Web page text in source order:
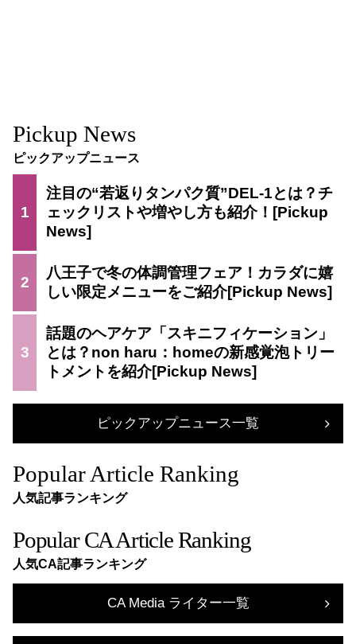
Pickup News
ピックアップニュース
1
注目の“若返りタンパク質”DEL-1とは？チ
ェックリストや増やし方も紹介！
2
八王子で冬の体調管理フェア！カラダに嬉
しい限定メニューをご紹介
3
話題のヘアケア「スキニフィケーション」
とは？non haru：homeの新感覚泡トリー
トメントを紹介
ピックアップニュース一覧
Popular Article Ranking
人気記事ランキング
Popular CA Article Ranking
人気CA記事ランキング
CA Media ライター一覧